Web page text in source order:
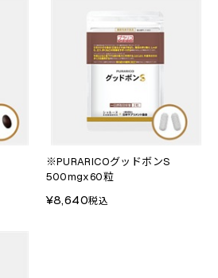
※PURARICOグッドボンS
500mgx60粒
¥8,640税込